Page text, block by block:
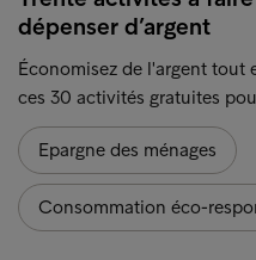
dépenser d’argent
Économisez de l'argent tout
ces 30 activités gratuites
Epargne des ménages
Consommation éco-